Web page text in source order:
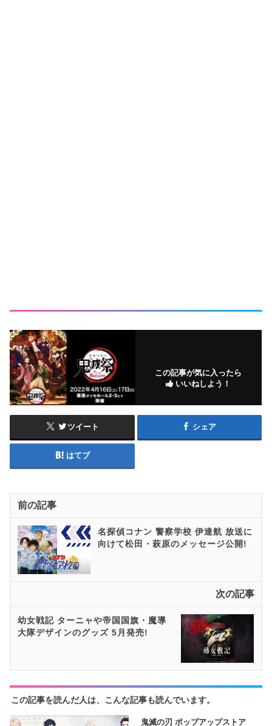
この記事が気に入ったら
いいねしよう！
ツイート シェア
はてブ
前の記事
名探偵コナン 警察学校 伊達航 放送に
向けて松田・萩原のメッセージ公開!
次の記事
幼女戦記 ターニャや帝国国旗・魔導
大隊デザインのグッズ 5月発売!
この記事を読んだ人は、こんな記事も読んでいます。
鬼滅の刃 ポップアップストア